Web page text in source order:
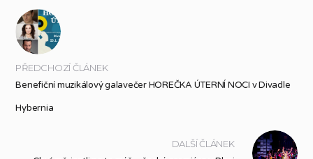
PŘEDCHOZÍ ČLÁNEK
Benefiční muzikálový galavečer HOREČKA ÚTERNÍ NOCI v Divadle
Hybernia
DALŠÍ ČLÁNEK